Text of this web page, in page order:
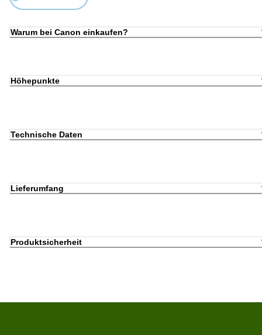
Warum bei Canon einkaufen?
Höhepunkte
Technische Daten
Lieferumfang
Produktsicherheit